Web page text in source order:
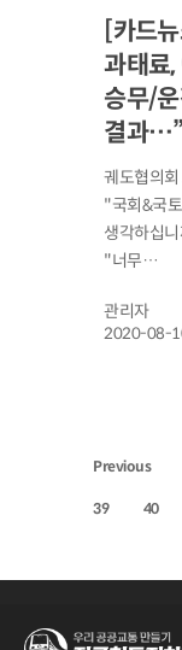
[카드
과태료
승무/
결과
궤도협의
"국회&국
생각하십
"너무…
관리자
2020-08-
Previous
39 40